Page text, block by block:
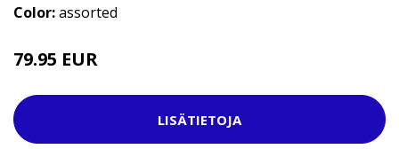
Color:assorted
79.95 EUR
LISÄTIETOJA